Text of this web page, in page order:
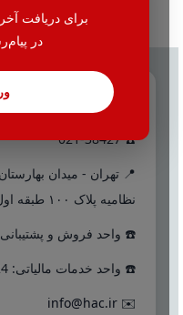
برای دریافت
در
تماس با ما
☎️ 021-38427
📍 تهران - میدان
نظامیه پلاک ۱۰۰ طبقه اول واحد ۲
☎️ واحد فروش و پشتیبانی:
☎️ واحد خدمات مالیاتی: 38424
✉️
info@hac.ir